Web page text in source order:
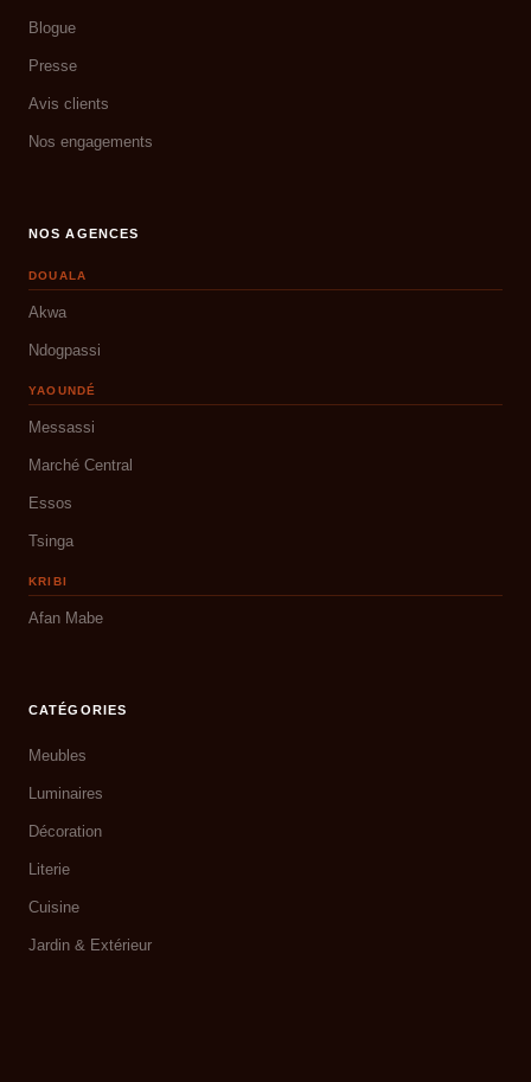
Blogue
Presse
Avis clients
Nos engagements
NOS AGENCES
DOUALA
Akwa
Ndogpassi
YAOUNDÉ
Messassi
Marché Central
Essos
Tsinga
KRIBI
Afan Mabe
CATÉGORIES
Meubles
Luminaires
Décoration
Literie
Cuisine
Jardin & Extérieur